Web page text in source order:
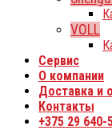
VOLL
Сервис
О компании
Доставка и
Контакты
+375 29 640-